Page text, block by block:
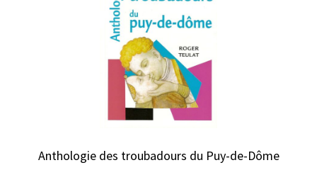
Anthologie des troubadours du Puy-de-Dôme